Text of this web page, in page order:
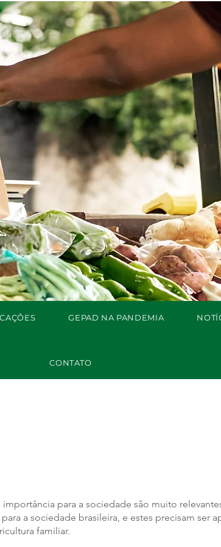
GEPAD NA PANDEMIA
CONTATO
para a sociedade são muito
a sociedade brasileira, e estes precisam ser
familiar.